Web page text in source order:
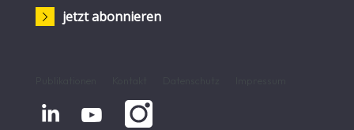
jetzt abonnieren
 